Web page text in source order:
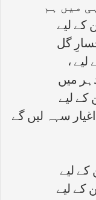
میں ہم
کے لیے
گل
،
میں
کے لیے
سہہ لیں گے
لیے
کے لیے